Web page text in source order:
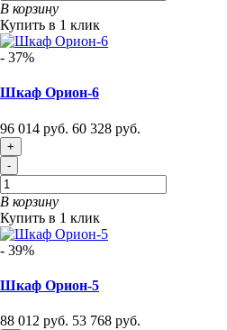
В корзину
Купить в 1 клик
- 37%
Шкаф Орион-6
96 014 руб. 60 328 руб.
+
-
В корзину
Купить в 1 клик
- 39%
Шкаф Орион-5
88 012 руб. 53 768 руб.